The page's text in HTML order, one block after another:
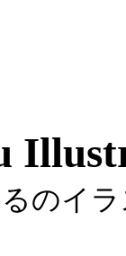
るのイ